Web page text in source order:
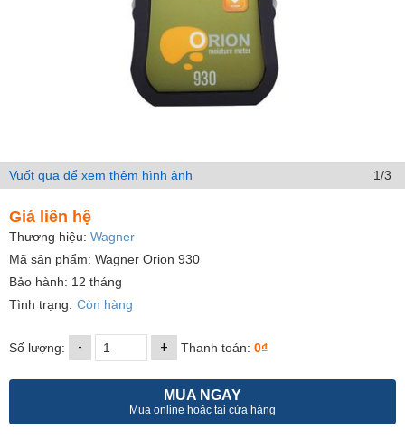
Vuốt qua để xem thêm hình ảnh 1/3
Giá liên hệ
Thương hiệu: Wagner
Mã sản phẩm: Wagner Orion 930
Bảo hành: 12 tháng
Tình trạng: Còn hàng
Số lượng: - + Thanh toán: 0₫
MUA NGAY
Mua online hoặc tại cửa hàng